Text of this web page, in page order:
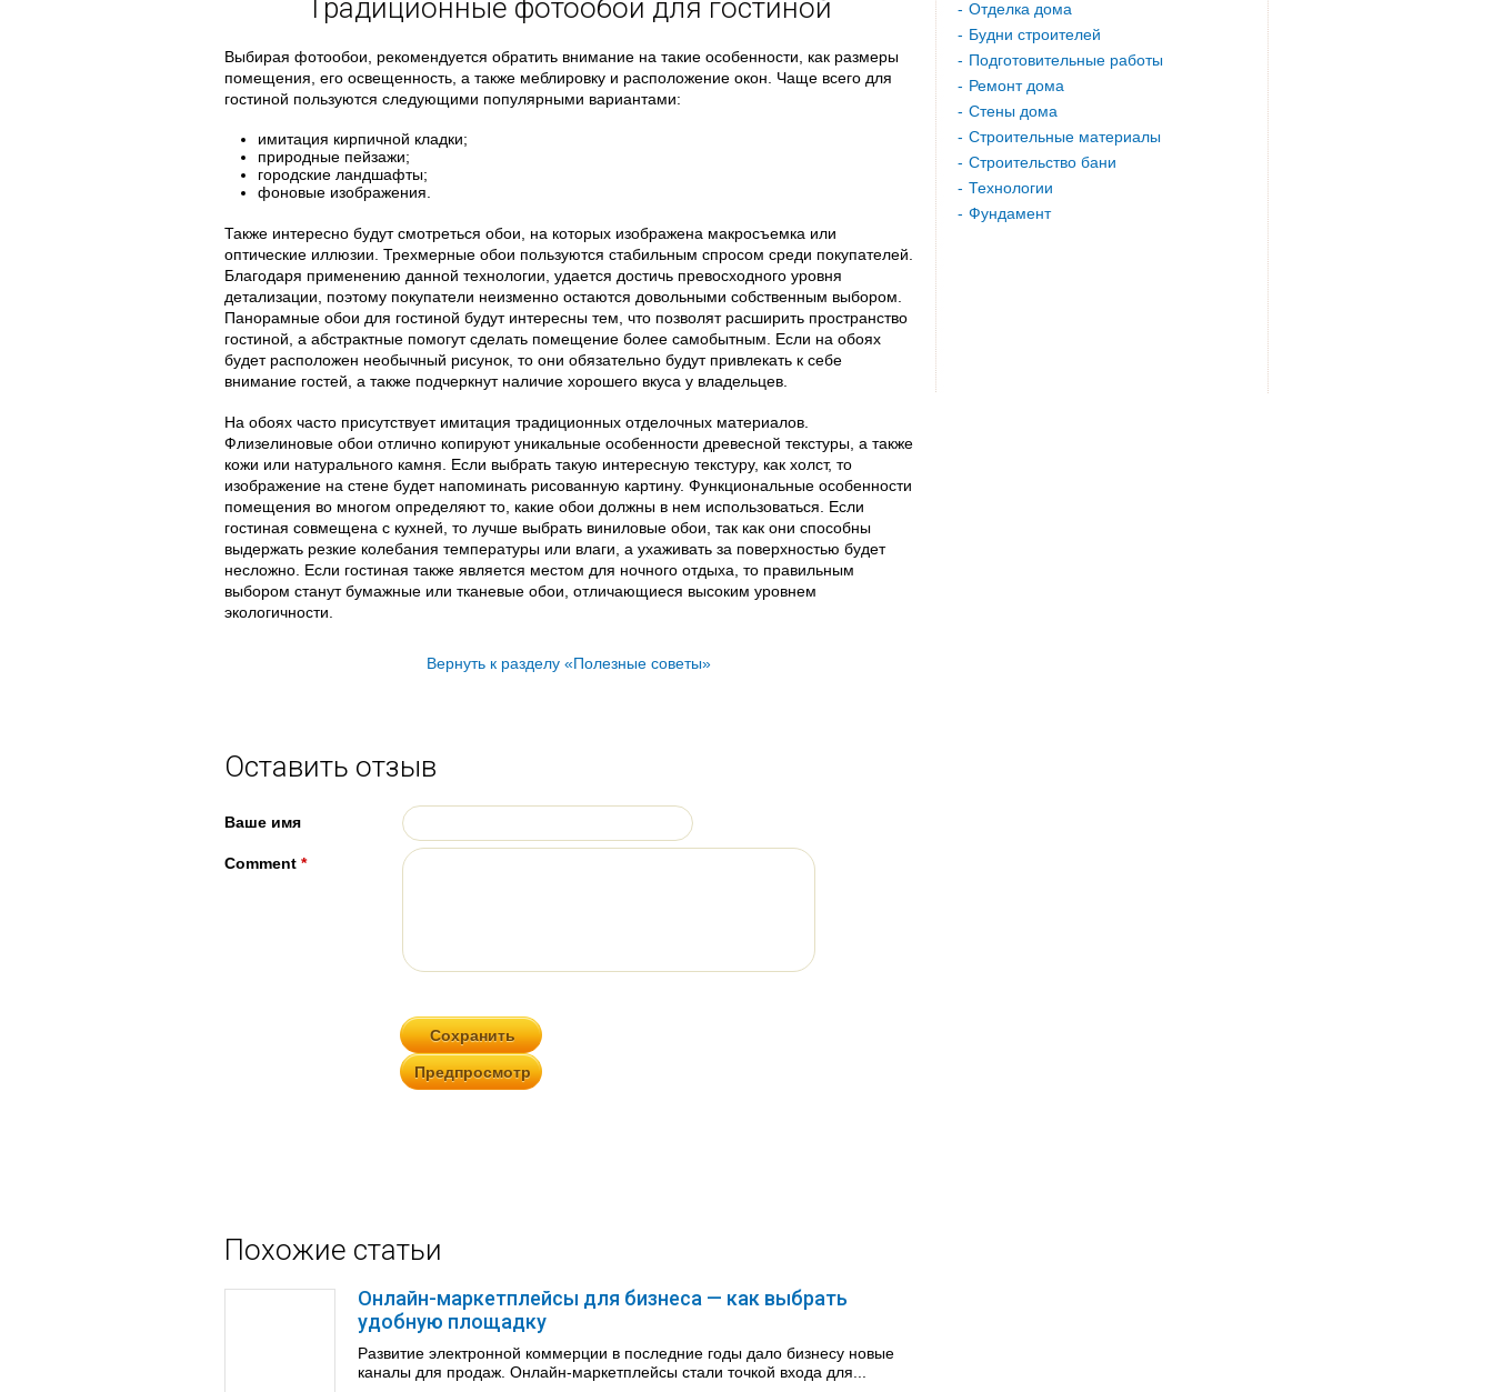
Традиционные фотообои для гостиной
Выбирая фотообои, рекомендуется обратить внимание на такие особенности, как размеры
помещения, его освещенность, а также меблировку и расположение окон. Чаще всего для
гостиной пользуются следующими популярными вариантами:
имитация кирпичной кладки;
природные пейзажи;
городские ландшафты;
фоновые изображения.
Также интересно будут смотреться обои, на которых изображена макросъемка или
оптические иллюзии. Трехмерные обои пользуются стабильным спросом среди покупателей.
Благодаря применению данной технологии, удается достичь превосходного уровня
детализации, поэтому покупатели неизменно остаются довольными собственным выбором.
Панорамные обои для гостиной будут интересны тем, что позволят расширить пространство
гостиной, а абстрактные помогут сделать помещение более самобытным. Если на обоях
будет расположен необычный рисунок, то они обязательно будут привлекать к себе
внимание гостей, а также подчеркнут наличие хорошего вкуса у владельцев.
На обоях часто присутствует имитация традиционных отделочных материалов.
Флизелиновые обои отлично копируют уникальные особенности древесной текстуры, а также
кожи или натурального камня. Если выбрать такую интересную текстуру, как холст, то
изображение на стене будет напоминать рисованную картину. Функциональные особенности
помещения во многом определяют то, какие обои должны в нем использоваться. Если
гостиная совмещена с кухней, то лучше выбрать виниловые обои, так как они способны
выдержать резкие колебания температуры или влаги, а ухаживать за поверхностью будет
несложно. Если гостиная также является местом для ночного отдыха, то правильным
выбором станут бумажные или тканевые обои, отличающиеся высоким уровнем
экологичности.
Вернуть к разделу «Полезные советы»
Оставить отзыв
Ваше имя
Comment *
Похожие статьи
Онлайн-маркетплейсы для бизнеса — как выбрать
удобную площадку
Развитие электронной коммерции в последние годы дало бизнесу новые
каналы для продаж. Онлайн-маркетплейсы стали точкой входа для...
Отделка дома
Будни строителей
Подготовительные работы
Ремонт дома
Стены дома
Строительные материалы
Строительство бани
Технологии
Фундамент